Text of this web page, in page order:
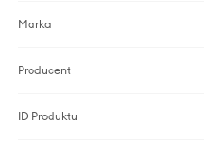
Marka
Producent
ID Produktu